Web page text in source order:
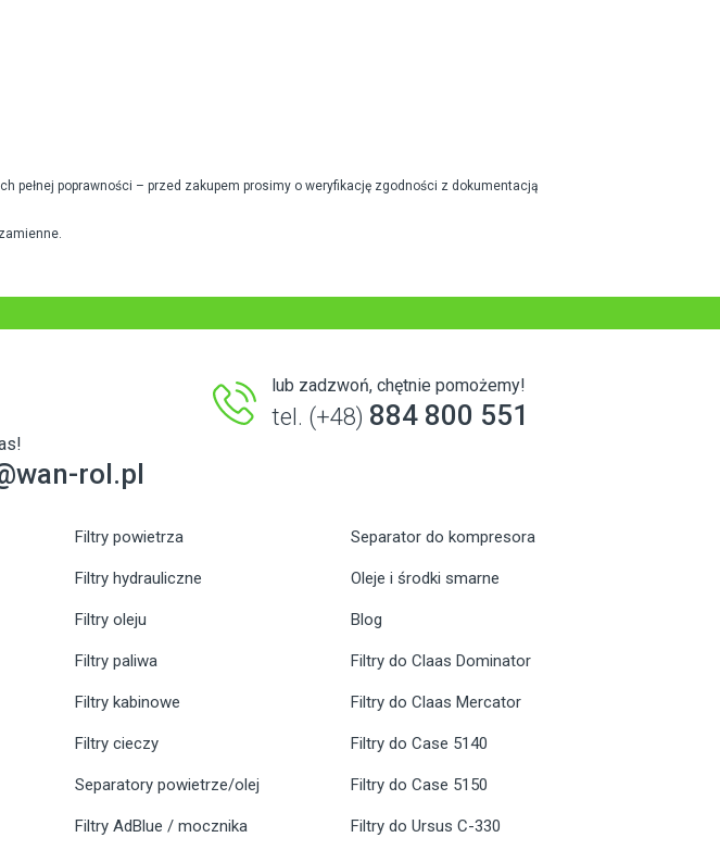
poprawności – przed zakupem prosimy o weryfikację zgodności z dokumentacją
rol.pl
lub zadzwoń, chętnie pomożemy!
tel. (+48) 884 800 551
Filtry powietrza
Filtry hydrauliczne
Filtry oleju
Filtry paliwa
Filtry kabinowe
Filtry cieczy
Separatory powietrze/olej
Filtry AdBlue / mocznika
Separator do kompresora
Oleje i środki smarne
Blog
Filtry do Claas Dominator
Filtry do Claas Mercator
Filtry do Case 5140
Filtry do Case 5150
Filtry do Ursus C-330